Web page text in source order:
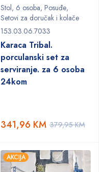
Stol, 6 osoba, Posuđe,
Setovi za doručak i kolače
153.03.06.7033
Karaca Tribal.
porculanski set za
serviranje. za 6 osoba
24kom
379,95KM
341,96 KM
AKCIJA